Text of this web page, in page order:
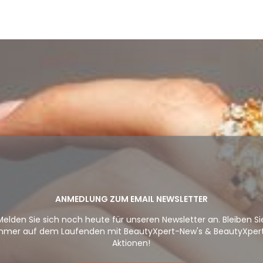
ANMEDLUNG ZUM EMAIL NEWSLETTER
Sie sich noch heute für unseren Newsletter an. Bleiben
auf dem Laufenden mit BeautyXpert-New's &
Aktionen!